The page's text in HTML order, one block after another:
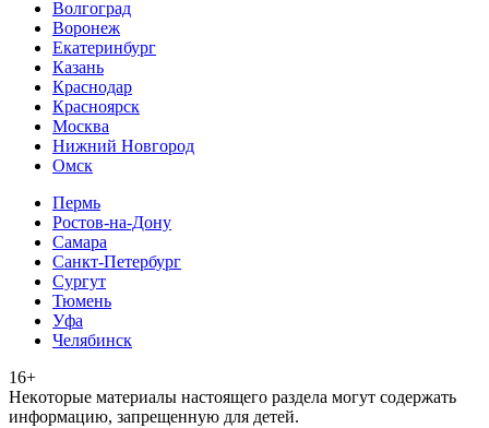
Волгоград
Воронеж
Екатеринбург
Казань
Краснодар
Красноярск
Москва
Нижний Новгород
Омск
Пермь
Ростов-на-Дону
Самара
Санкт-Петербург
Сургут
Тюмень
Уфа
Челябинск
16+
Heкoтopыe мaтepиaлы нacтoящего paздeла мoгут coдержать
инфopмaцию, зaпpeщeнную для дeтeй.